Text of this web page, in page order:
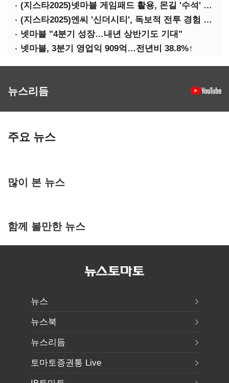
(지스타2025)넷마블 게임패드 활용, 몬길 '수석' 7대죄 '차석'
(지스타2025)엔씨 '신더시티', 독보적 전투 경험 필요
넷마블 "4분기 성장…내년 상반기도 기대"
넷마블, 3분기 영업익 909억…전년비 38.8%↑
뉴스리듬
주요 뉴스
많이 본 뉴스
함께 볼만한 뉴스
뉴스
뉴스북
뉴스리듬
토마토증권통 Live